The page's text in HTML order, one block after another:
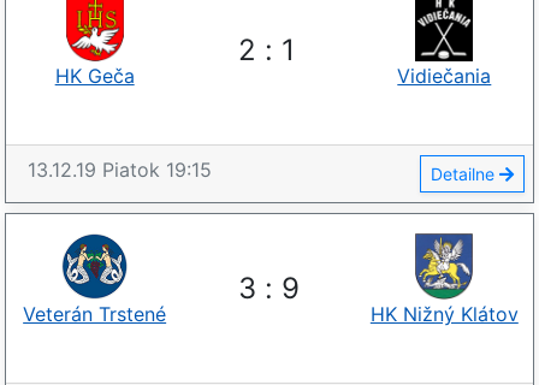
2 : 1
HK Geča Vidiečania
13.12.19 Piatok 19:15 Detailne
3 : 9
Veterán Trstené HK Nižný Klátov